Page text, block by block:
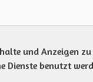
Protection
und Anzeigen
Dienste benutzt